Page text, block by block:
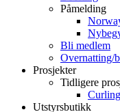
Påmelding
Bli medlem
Overnatting/
Prosjekter
Tidligere
Utstyrsbutikk